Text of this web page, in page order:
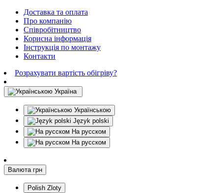
Доставка та оплата
Про компанію
Співробітництво
Корисна інформація
Інструкція по монтажу
Контакти
Розрахувати вартість обігріву?
Україна
Українською
Język polski
На русском
На русском
Валюта грн
Polish Zloty